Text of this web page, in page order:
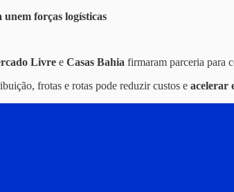
forças logísticas
Livre e Casas Bahia firmaram parceria para
frotas e rotas pode reduzir custos e acelerar